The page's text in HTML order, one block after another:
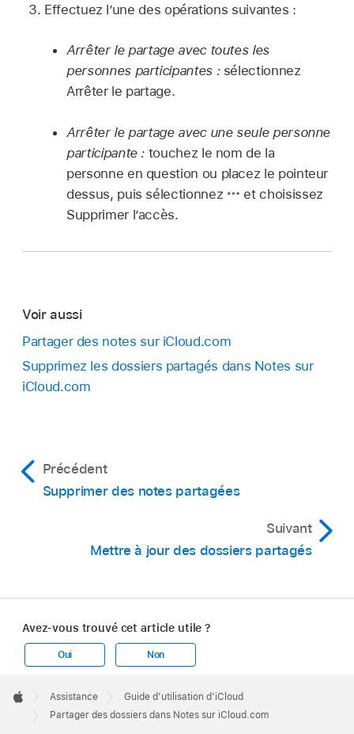
Effectuez l’une des opérations suivantes :
Arrêter le partage avec toutes les
personnes participantes :sélectionnez
Arrêter le partage.
Arrêter le partage avec une seule personne
participante : touchez le nom de la
personne en question ou placez le pointeur
dessus, puis sélectionnez
et choisissez
Supprimer l’accès.
Voir aussi
Partager des notes sur iCloud.com
Supprimez les dossiers partagés dans Notes sur
iCloud.com
Précédent
Supprimer des notes partagées
Suivant
Mettre à jour des dossiers partagés
Avez-vous trouvé cet article utile ?
Oui Non
Footer

Apple
Assistance
Guide d’utilisation d’iCloud
Partager des dossiers dans Notes sur iCloud.com